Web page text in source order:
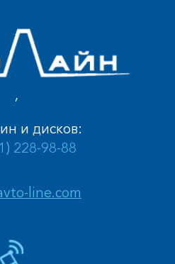
,
line.com
и дисков:
228-98-88